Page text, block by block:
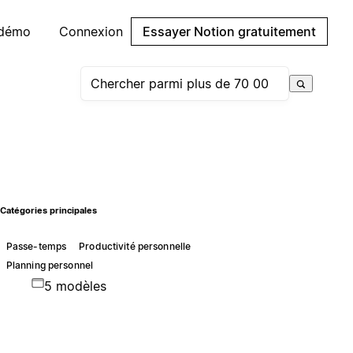
Connexion Essayer Notion gratuitement
Catégories principales
Passe-temps
Productivité personnelle
Planning personnel
5 modèles